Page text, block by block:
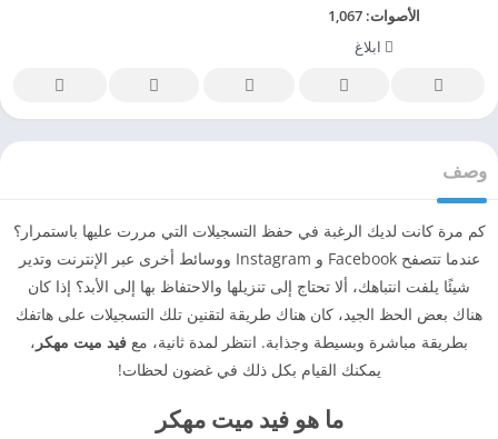
الأصوات:1,067
ابلاغ
وصف
كم مرة كانت لديك الرغبة في حفظ التسجيلات التي مررت عليها باستمرار؟
عندما تتصفح Facebook و Instagram ووسائط أخرى عبر الإنترنت وتدير
شيئًا يلفت انتباهك، ألا تحتاج إلى تنزيلها والاحتفاظ بها إلى الأبد؟ إذا كان
هناك بعض الحظ الجيد، كان هناك طريقة لتقنين تلك التسجيلات على هاتفك
بطريقة مباشرة وبسيطة وجذابة. انتظر لمدة ثانية، مع فيد ميت مهكر ،
يمكنك القيام بكل ذلك في غضون لحظات!
ما هو فيد ميت مهكر